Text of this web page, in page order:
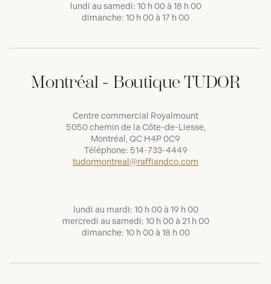
lundi au samedi: 10 h 00 à 18 h 00
dimanche: 10 h 00 à 17 h 00
Montréal - Boutique TUDOR
Centre commercial Royalmount
5050 chemin de la Côte-de-Liesse,
Montréal, QC H4P 0C9
Téléphone: 514-733-4449
tudormontreal@raffiandco.com
lundi au mardi: 10 h 00 à 19 h 00
mercredi au samedi: 10 h 00 à 21 h 00
dimanche: 10 h 00 à 18 h 00